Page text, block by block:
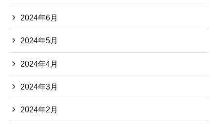
2024年6月
2024年5月
2024年4月
2024年3月
2024年2月